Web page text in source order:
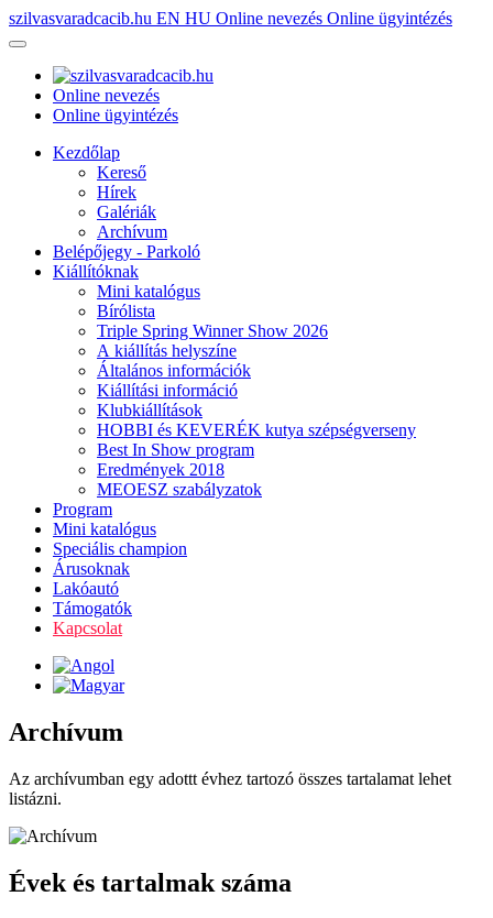
szilvasvaradcacib.hu EN HU Online nevezés Online ügyintézés
Online nevezés
Online ügyintézés
Kezdőlap
Kereső
Hírek
Galériák
Archívum
Belépőjegy - Parkoló
Kiállítóknak
Mini katalógus
Bírólista
Triple Spring Winner Show 2026
A kiállítás helyszíne
Általános információk
Kiállítási információ
Klubkiállítások
HOBBI és KEVERÉK kutya szépségverseny
Best In Show program
Eredmények 2018
MEOESZ szabályzatok
Program
Mini katalógus
Speciális champion
Árusoknak
Lakóautó
Támogatók
Kapcsolat
Archívum
Az archívumban egy adottt évhez tartozó összes tartalamat lehet
listázni.
Évek és tartalmak száma